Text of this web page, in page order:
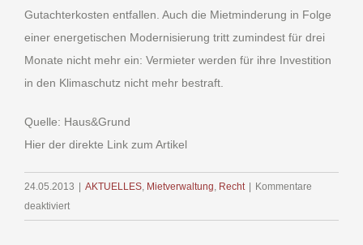
Gutachterkosten entfallen. Auch die Mietminderung in Folge
einer energetischen Modernisierung tritt zumindest für drei
Monate nicht mehr ein: Vermieter werden für ihre Investition
in den Klimaschutz nicht mehr bestraft.
Quelle: Haus&Grund
Hier der direkte Link zum Artikel
24.05.2013 AKTUELLES, Mietverwaltung, Recht
Kommentare
deaktiviertfür